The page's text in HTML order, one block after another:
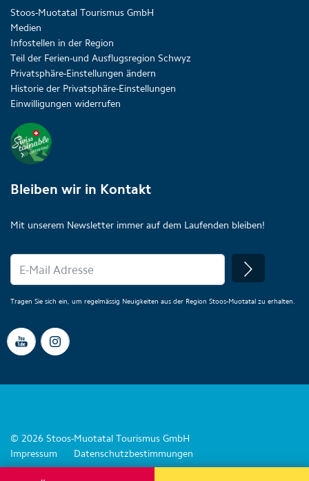
Stoos-Muotatal Tourismus GmbH
Medien
Infostellen in der Region
Teil der Ferien-und Ausflugsregion Schwyz
Privatsphäre-Einstellungen ändern
Historie der Privatsphäre-Einstellungen
Einwilligungen widerrufen
Bleiben wir in Kontakt
Mit unserem Newsletter immer auf dem Laufenden bleiben!
Tragen Sie sich ein, um regelmässig Neuigkeiten aus der Region Stoos-Muotatal zu erhalten.
© 2026 Stoos-Muotatal Tourismus GmbH
Impressum
Datenschutzbestimmungen